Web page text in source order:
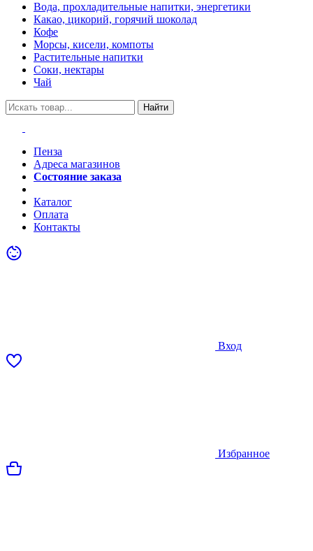
Вода, прохладительные напитки, энергетики
Какао, цикорий, горячий шоколад
Кофе
Морсы, кисели, компоты
Растительные напитки
Соки, нектары
Чай
Найти
Пенза
Адреса магазинов
Состояние заказа
Каталог
Оплата
Контакты
Вход
Избранное